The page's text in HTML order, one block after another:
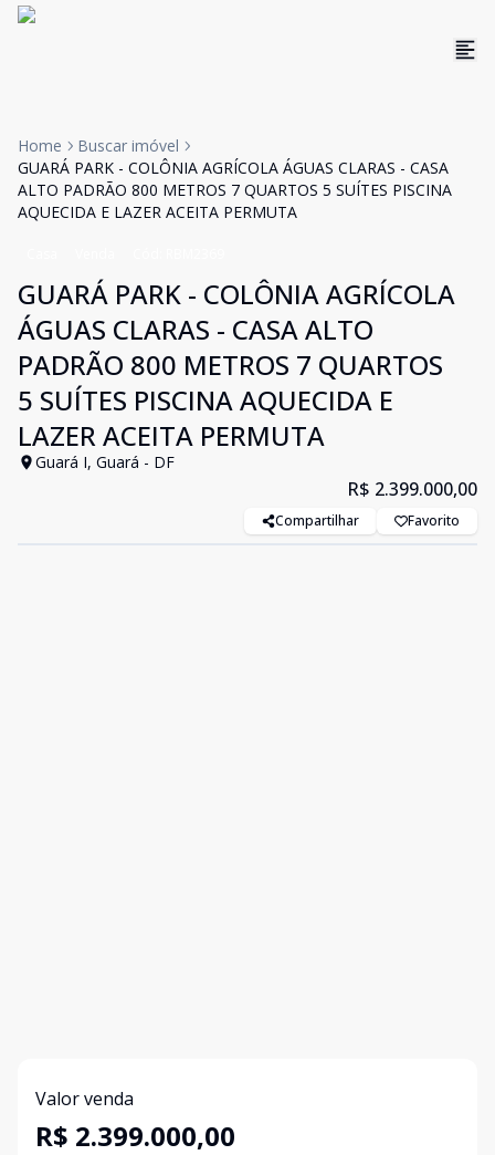
Home
Buscar imóvel
GUARÁ PARK - COLÔNIA AGRÍCOLA ÁGUAS CLARAS - CASA
ALTO PADRÃO 800 METROS 7 QUARTOS 5 SUÍTES PISCINA
AQUECIDA E LAZER ACEITA PERMUTA
GUARÁ PARK - COLÔNIA AGRÍCOLA
ÁGUAS CLARAS - CASA ALTO
PADRÃO 800 METROS 7 QUARTOS
5 SUÍTES PISCINA AQUECIDA E
LAZER ACEITA PERMUTA
Guará I, Guará - DF
R$ 2.399.000,00
Compartilhar Favorito
Valor venda
R$ 2.399.000,00